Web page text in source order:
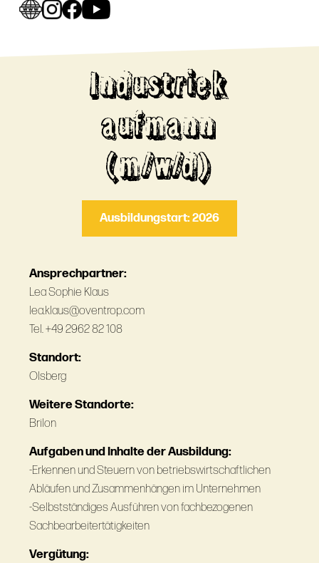
Industriek
aufmann
(m/w/d)
Ausbildungstart: 2026
Ansprechpartner:
Lea Sophie Klaus
lea.klaus@oventrop.com
Tel. +49 2962 82 108
Standort:
Olsberg
Weitere Standorte:
Brilon
Aufgaben und Inhalte der Ausbildung:
-Erkennen und Steuern von betriebswirtschaftlichen
Abläufen und Zusammenhängen im Unternehmen
-Selbstständiges Ausführen von fachbezogenen
Sachbearbeitertätigkeiten
Vergütung: